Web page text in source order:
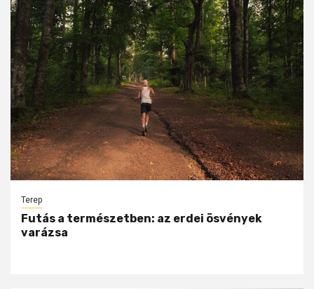
Terep
Futás a természetben: az erdei ösvények
varázsa